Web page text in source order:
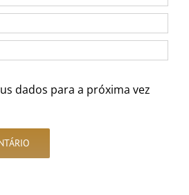
dados para a próxima vez